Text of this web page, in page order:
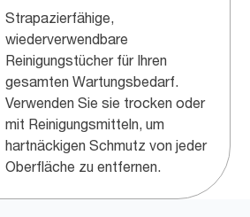
Strapazierfähige,
wiederverwendbare
Reinigungstücher für Ihren
gesamten Wartungsbedarf.
Verwenden Sie sie trocken oder
mit Reinigungsmitteln, um
hartnäckigen Schmutz von jeder
Oberfläche zu entfernen.